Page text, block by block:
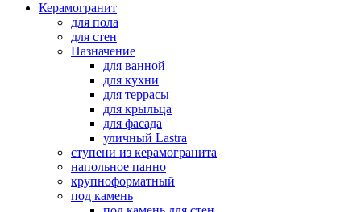
Керамогранит
для пола
для стен
Назначение
для ванной
для кухни
для террасы
для крыльца
для фасада
уличный Lastra
ступени из керамогранита
напольное панно
крупноформатный
под камень